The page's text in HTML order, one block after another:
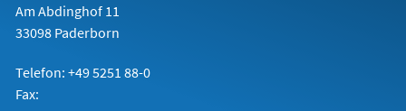
Am Abdinghof 11
33098 Paderborn
Telefon: +49 5251 88-0
Fax: